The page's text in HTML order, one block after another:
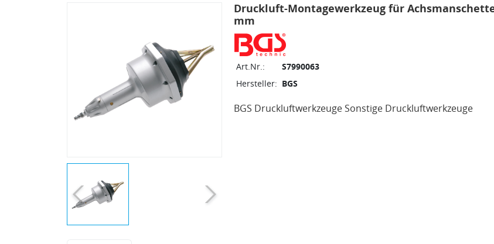
Druckluft-Montagewerkzeug für
mm
Art.Nr.:
S7990063
Hersteller: BGS
BGS Druckluftwerkzeuge Sonstige Druckluftwerkzeuge